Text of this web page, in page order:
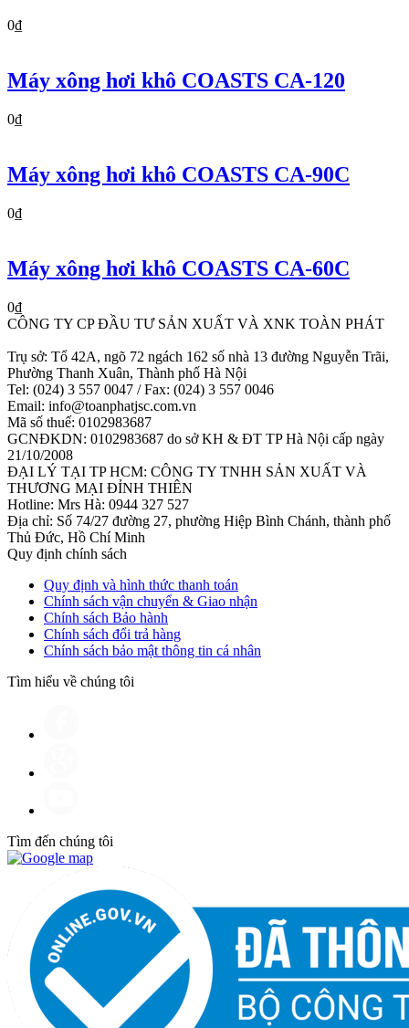
0₫
Máy xông hơi khô COASTS CA-120
0₫
Máy xông hơi khô COASTS CA-90C
0₫
Máy xông hơi khô COASTS CA-60C
0₫
CÔNG TY CP ĐẦU TƯ SẢN XUẤT VÀ XNK TOÀN PHÁT
Trụ sở: Tổ 42A, ngõ 72 ngách 162 số nhà 13 đường Nguyễn Trãi,
Phường Thanh Xuân, Thành phố Hà Nội
Tel: (024) 3 557 0047 / Fax: (024) 3 557 0046
Email: info@toanphatjsc.com.vn
Mã số thuế: 0102983687
GCNĐKDN: 0102983687 do sở KH & ĐT TP Hà Nội cấp ngày
21/10/2008
ĐẠI LÝ TẠI TP HCM: CÔNG TY TNHH SẢN XUẤT VÀ
THƯƠNG MẠI ĐỈNH THIÊN
Hotline: Mrs Hà: 0944 327 527
Địa chỉ: Số 74/27 đường 27, phường Hiệp Bình Chánh, thành phố
Thủ Đức, Hồ Chí Minh
Quy định chính sách
Quy định và hình thức thanh toán
Chính sách vận chuyển & Giao nhận
Chính sách Bảo hành
Chính sách đổi trả hàng
Chính sách bảo mật thông tin cá nhân
Tìm hiểu về chúng tôi
Tìm đến chúng tôi